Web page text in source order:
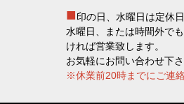
■印の日、水曜日は定休日
水曜日、または時間外で
ければ営業致します。
お気軽にお問い合わせ下さ
※休業前20時までにご連絡